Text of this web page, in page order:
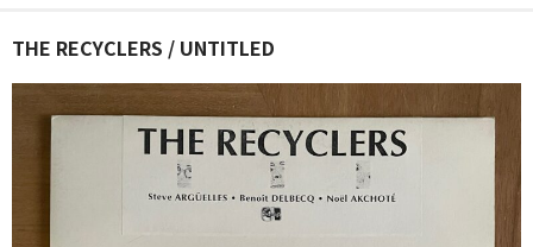
Home
マイページ
THE RECYCLERS / UNTITLED